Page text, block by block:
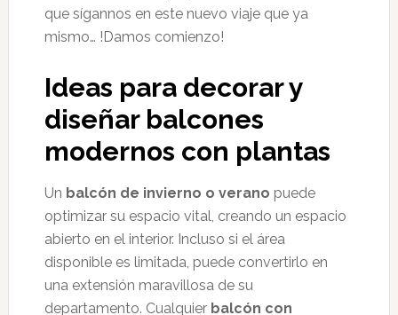
que sígannos en este nuevo viaje que ya
mismo… !Damos comienzo!
Ideas para decorar y
diseñar balcones
modernos con plantas
Un balcón de invierno o verano puede
optimizar su espacio vital, creando un espacio
abierto en el interior. Incluso si el área
disponible es limitada, puede convertirlo en
una extensión maravillosa de su
departamento. Cualquier balcón con